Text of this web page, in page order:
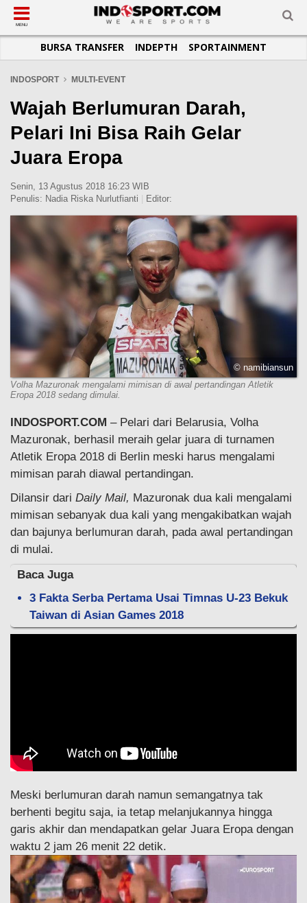
SUB-MENU
SEPAKBOLA
LIGA INGGRIS
LIGA ITALIA
LIGA SPANYOL
LIGA CHAMPIONS
LIGA PRANCIS
LIGA EUROPA
SUB-MENU
SPORTAINMENT
SUB-MENU
OTOMOTIF
OTOMANIA
SUB-MENU
BASKET
FUTSAL
OLIMPIK
E-SPORT
SUB-MENU
JADWAL
SUB-MENU
TOPIK HARI INI
INFOGRAFIS
GALERI FOTO
TEMPAT OLAHRAGA
PASUKAN SEHAT
MENU
BURSA TRANSFER INDEPTH SPORTAINMENT
INDOSPORT MULTI-EVENT
Wajah Berlumuran Darah,
Pelari Ini Bisa Raih Gelar
Juara Eropa
Senin, 13 Agustus 2018 16:23 WIB
Penulis: Nadia Riska Nurlutfianti Editor:
© namibiansun
Volha Mazuronak mengalami mimisan di awal pertandingan Atletik
Eropa 2018 sedang dimulai.
INDOSPORT.COM – Pelari dari Belarusia, Volha
Mazuronak, berhasil meraih gelar juara di turnamen
Atletik Eropa 2018 di Berlin meski harus mengalami
mimisan parah diawal pertandingan.
Dilansir dari Daily Mail, Mazuronak dua kali mengalami
mimisan sebanyak dua kali yang mengakibatkan wajah
dan bajunya berlumuran darah, pada awal pertandingan
di mulai.
Baca Juga
3 Fakta Serba Pertama Usai Timnas U-23 Bekuk
Taiwan di Asian Games 2018
Meski berlumuran darah namun semangatnya tak
berhenti begitu saja, ia tetap melanjukannya hingga
garis akhir dan mendapatkan gelar Juara Eropa dengan
waktu 2 jam 26 menit 22 detik.